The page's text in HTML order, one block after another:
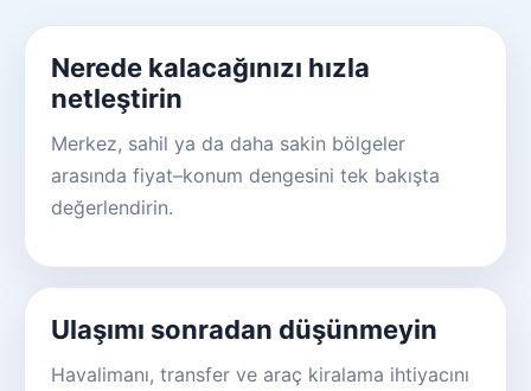
Nerede kalacağınızı hızla
netleştirin
Merkez, sahil ya da daha sakin bölgeler
arasında fiyat–konum dengesini tek bakışta
değerlendirin.
Ulaşımı sonradan düşünmeyin
Havalimanı, transfer ve araç kiralama ihtiyacını